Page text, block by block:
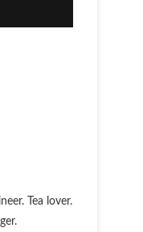
Tea lover.